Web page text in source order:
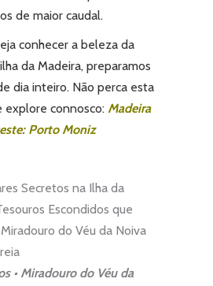
de maior caudal.
conhecer a beleza da
da Madeira, preparamos
dia inteiro. Não perca esta
explore connosco: Madeira
Porto Moniz
• Miradouro do Véu da